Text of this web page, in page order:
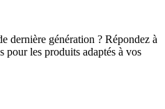
dernière génération ? Répondez à
pour les produits adaptés à vos